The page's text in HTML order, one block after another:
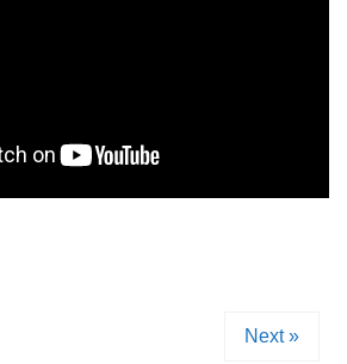
Next »